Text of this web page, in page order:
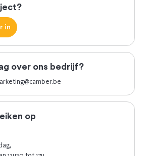
in
over ons bedrijf?
op